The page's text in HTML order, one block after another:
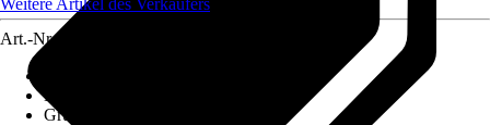
Weitere Artikel des Verkäufers
Art.-Nr.
Material
Grundfarbe